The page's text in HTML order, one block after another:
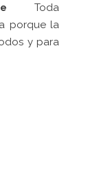
Toda
porque la
y para